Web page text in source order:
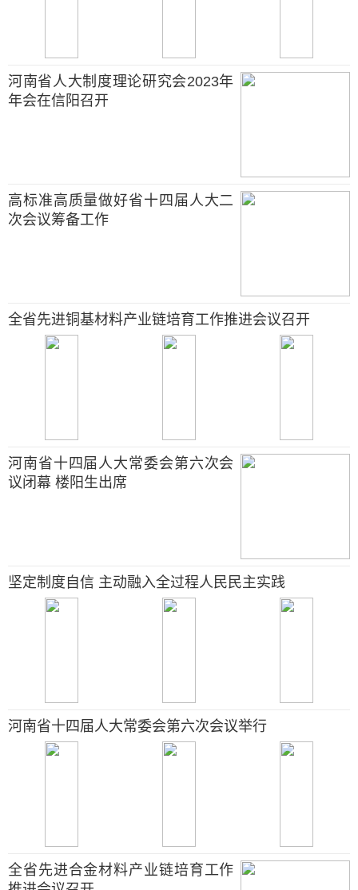
河南省人大制度理论研究会2023年
年会在信阳召开
高标准高质量做好省十四届人大二
次会议筹备工作
全省先进铜基材料产业链培育工作推进会议召开
河南省十四届人大常委会第六次会
议闭幕 楼阳生出席
坚定制度自信 主动融入全过程人民民主实践
河南省十四届人大常委会第六次会议举行
全省先进合金材料产业链培育工作